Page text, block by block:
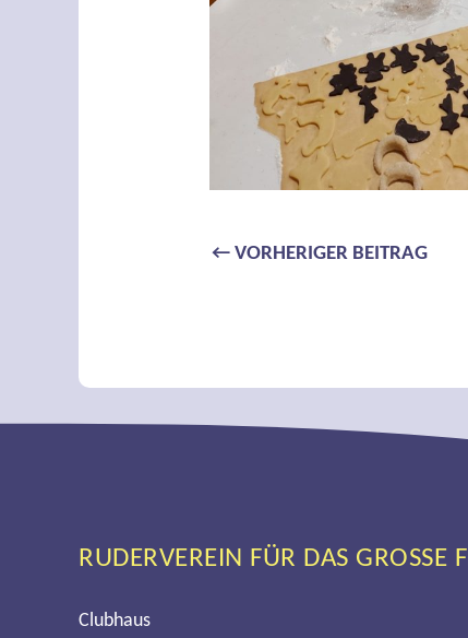
←VORHERIGER BEITRAG
RUDERVEREIN FÜR DAS GROSSE
Clubhaus